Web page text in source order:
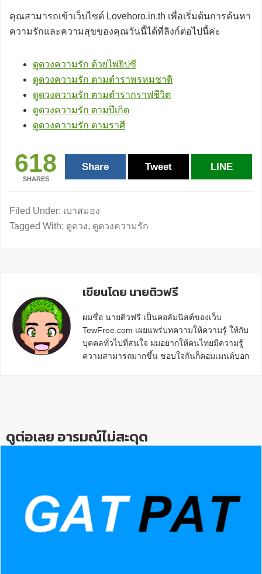
คุณสามารถเข้าเว็บไซต์ Lovehoro.in.th เพื่อเริ่มต้นการค้นหา
ความรักและความสุขของคุณวันนี้ได้ที่ลิงก์ต่อไปนี้ค่ะ
ดูดวงความรัก ด้วยไพ่ยิปซี
ดูดวงความรัก ตามตำราพรหมชาติ
ดูดวงความรัก ตามตำรากราฟชีวิต
ดูดวงความรัก ตามปีเกิด
ดูดวงความรัก ตามราศี
618
SHARES
Share Tweet LINE
Filed Under: เบาสมอง
Tagged With: ดูดวง, ดูดวงความรัก
เขียนโดย นายติวฟรี
ผมชื่อ นายติวฟรี เป็นคอลัมนิสต์ของเว็บ
TewFree.com เผยแพร่บทความให้ความรู้ ให้กับ
บุคคลทั่วไปที่สนใจ ผมอยากให้คนไทยมีความรู้
ความสามารถมากขึ้น ชอบใจกันก็คอมเมนต์บอก
ดูต่อเลย อารมณ์ไม่สะดุด